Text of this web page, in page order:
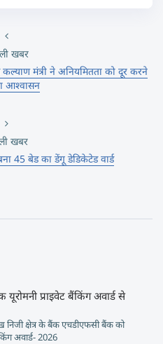
खबर
मंत्री ने अनियमितता को दूर करने
आश्वासन
खबर
45 बेड का डेंगू डेडिकेटेड वार्ड
प्राइवेट बैंकिंग अवार्ड से
निजी क्षेत्र के बैंक एचडीएफसी बैंक को
अवार्ड- 2026